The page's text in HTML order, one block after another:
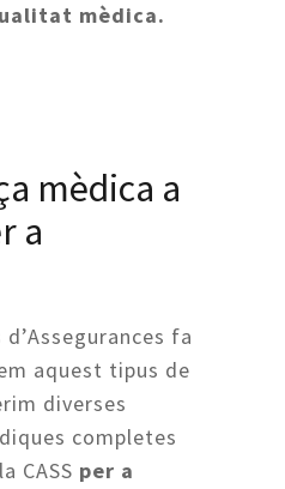
mèdica.
mèdica a
a
fa
aquest tipus de
diverses
completes
CASS per a